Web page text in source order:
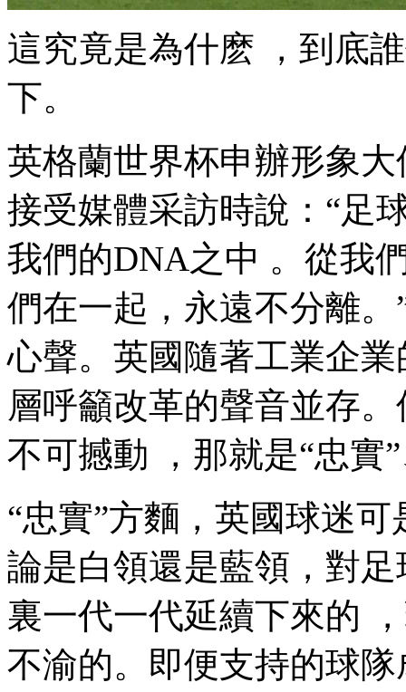
這究竟是為什麽 ，到底
下。
英格蘭世界杯申辦形象大
接受媒體采訪時說：“
我們的DNA之中 。從
們在一起，永遠不分離
心聲。英國隨著工業企業
層呼籲改革的聲音並存
不可撼動 ，那就是“忠實
“忠實”方麵，英國球迷可
論是白領還是藍領，對
裏一代一代延續下來的 
不渝的 。即便支持的球